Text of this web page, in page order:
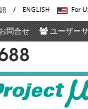
For
ENGLISH
/
問合せ ユーザー